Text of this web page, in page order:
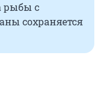
рыбы с
сохраняется